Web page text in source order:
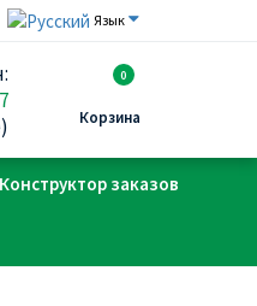
Язык
0
Корзина
Конструктор заказов